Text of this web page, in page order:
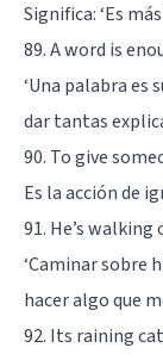
Significa: ‘Es
89. A word is
‘Una palabra es
dar tantas
90. To give
Es la acción de
91. He’s walking
‘Caminar sobre
hacer algo que
92. Its raining